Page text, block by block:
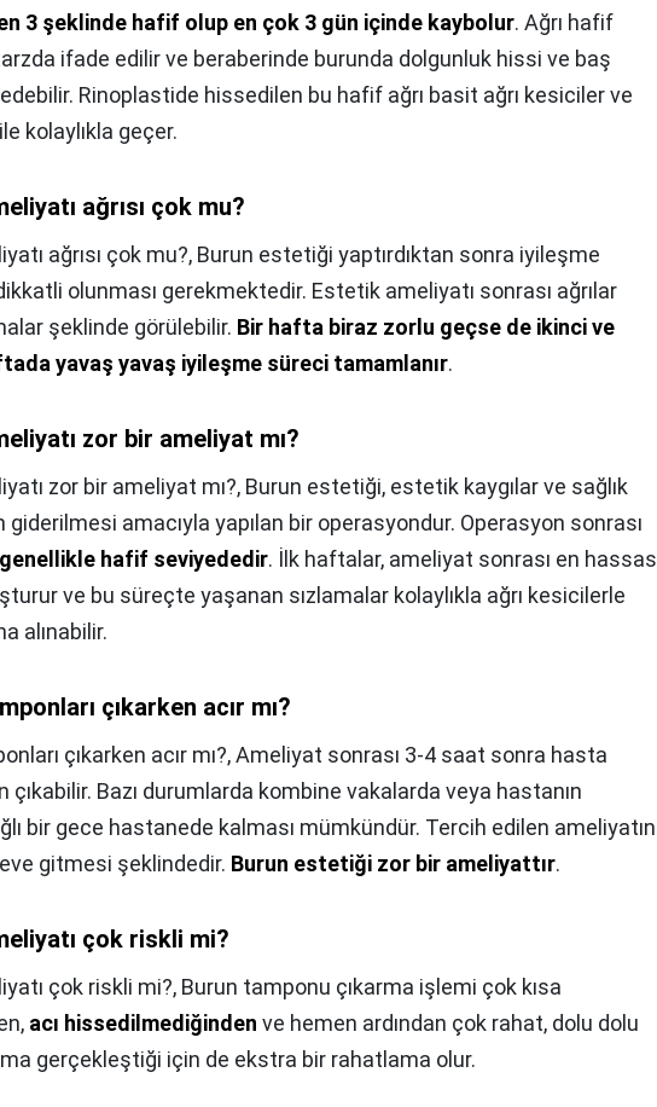
3 şeklinde hafif olup en çok 3 gün içinde kaybolur. Ağrı hafif
ifade edilir ve beraberinde burunda dolgunluk hissi ve baş
edebilir. Rinoplastide hissedilen bu hafif ağrı basit ağrı kesiciler ve
kolaylıkla geçer.
ağrısı çok mu?
ağrısı çok mu?, Burun estetiği yaptırdıktan sonra iyileşme
olunması gerekmektedir. Estetik ameliyatı sonrası ağrılar
şeklinde görülebilir. Bir hafta biraz zorlu geçse de ikinci ve
yavaş yavaş iyileşme süreci tamamlanır.
zor bir ameliyat mı?
zor bir ameliyat mı?, Burun estetiği, estetik kaygılar ve sağlık
giderilmesi amacıyla yapılan bir operasyondur. Operasyon sonrası
genellikle hafif seviyededir. İlk haftalar, ameliyat sonrası en hassas
ve bu süreçte yaşanan sızlamalar kolaylıkla ağrı kesicilerle
alınabilir.
çıkarken acır mı?
çıkarken acır mı?,Ameliyat sonrası 3-4 saat sonra hasta
çıkabilir. Bazı durumlarda kombine vakalarda veya hastanın
bir gece hastanede kalması mümkündür. Tercih edilen ameliyatın
gitmesi şeklindedir. Burun estetiği zor bir ameliyattır.
çok riskli mi?
çok riskli mi?, Burun tamponu çıkarma işlemi çok kısa
acı hissedilmediğinden ve hemen ardından çok rahat, dolu dolu
gerçekleştiği için de ekstra bir rahatlama olur.